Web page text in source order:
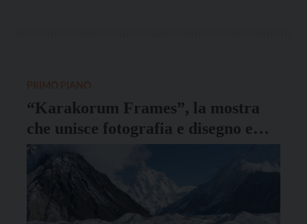
“Karakorum Frames”, la mostra
che unisce fotografia e disegno e
racconta il ghiacciaio del Baltoro